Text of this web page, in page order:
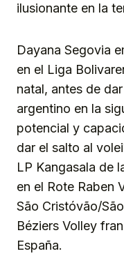
ilusionante en la
Dayana Segovia
en el Liga
natal, antes de
argentino en la
potencial y
dar el salto al
LP Kangasala de
en el Rote Raben
São Cristóvão/
Béziers Volley
España.